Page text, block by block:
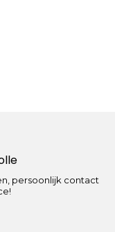
persoonlijk contact